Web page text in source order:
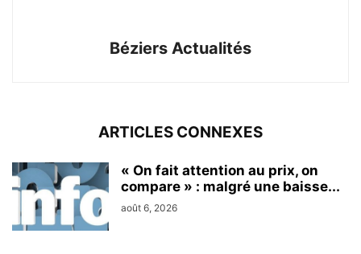
Béziers Actualités
ARTICLES CONNEXES
« On fait attention au prix, on
compare » : malgré une baisse...
août 6, 2026